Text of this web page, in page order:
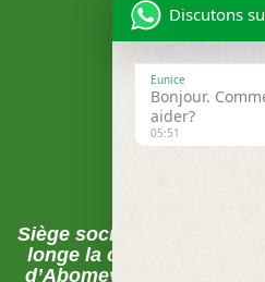
Siège social , Abomey-
longe la clôture de la
d’Abomey-Calavi sur les
Discutons
Eunice
Bonjour.
aider?
05:51